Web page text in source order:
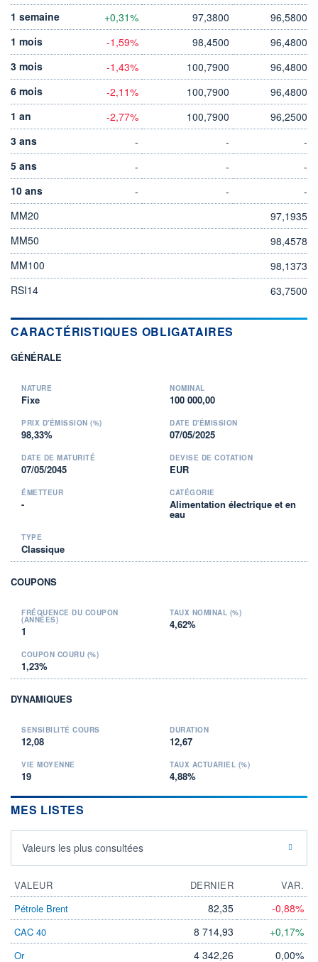
1 semaine
+0,31% 97,3800
96,5800
1 mois
-1,59% 98,4500
96,4800
3 mois
-1,43% 100,7900
96,4800
6 mois
-2,11% 100,7900
96,4800
1 an
-2,77% 100,7900
96,2500
3 ans
- -
-
5 ans
- -
-
10 ans
- -
-
MM20
97,1935
MM50
98,4578
MM100
98,1373
RSI14
63,7500
CARACTÉRISTIQUES OBLIGATAIRES
GÉNÉRALE
NATURE
Fixe
NOMINAL
100 000,00
PRIX D'ÉMISSION (%)
98,33%
DATE D'ÉMISSION
07/05/2025
DATE DE MATURITÉ
07/05/2045
DEVISE DE COTATION
EUR
ÉMETTEUR
-
CATÉGORIE
Alimentation électrique et en
eau
TYPE
Classique
COUPONS
FRÉQUENCE DU COUPON
(ANNÉES)
1
TAUX NOMINAL (%)
4,62%
COUPON COURU (%)
1,23%
DYNAMIQUES
SENSIBILITÉ COURS
12,08
DURATION
12,67
VIE MOYENNE
19
TAUX ACTUARIEL (%)
4,88%
MES LISTES
Valeurs les plus consultées
VALEUR DERNIER
VAR.
Pétrole Brent
82,35 -0,88%
CAC 40 8 714,93 +0,17%
Or 4 342,26 0,00%